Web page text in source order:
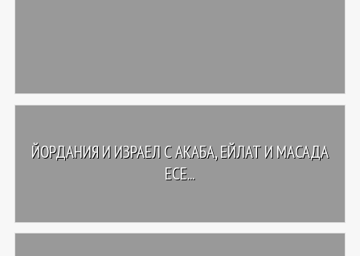
ЙОРДАНИЯ И ИЗРАЕЛ С АКАБА, ЕЙЛАТ И МАСАДА
ЕСЕ...